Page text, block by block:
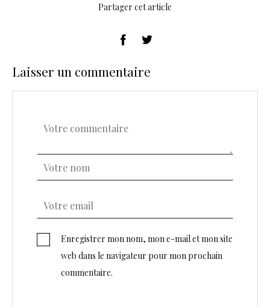
Partager cet article
Laisser un commentaire
Enregistrer mon nom, mon e-mail et mon site
web dans le navigateur pour mon prochain
commentaire.